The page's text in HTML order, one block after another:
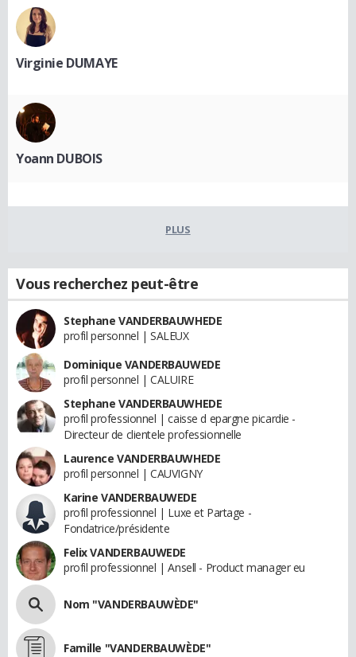
Virginie DUMAYE
Yoann DUBOIS
PLUS
Vous recherchez peut-être
Stephane VANDERBAUWHEDE
profil personnel | SALEUX
Dominique VANDERBAUWEDE
profil personnel | CALUIRE
Stephane VANDERBAUWHEDE
profil professionnel | caisse d epargne picardie -
Directeur de clientele professionnelle
Laurence VANDERBAUWHEDE
profil personnel | CAUVIGNY
Karine VANDERBAUWEDE
profil professionnel | Luxe et Partage -
Fondatrice/présidente
Felix VANDERBAUWEDE
profil professionnel | Ansell - Product manager eu
Nom "VANDERBAUWÈDE"
Famille "VANDERBAUWÈDE"